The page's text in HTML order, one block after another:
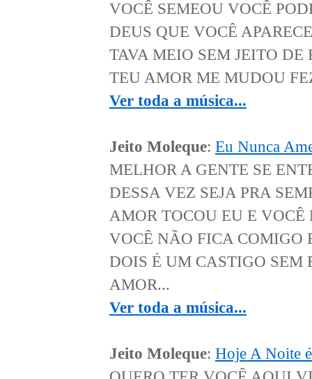
VOCÊ SEMEOU VOCÊ
DEUS QUE VOCÊ
TAVA MEIO SEM JEITO
TEU AMOR ME MUDOU
Ver toda a música...
Jeito Moleque: Eu Nunca
MELHOR A GENTE SE
DESSA VEZ SEJA PRA
AMOR TOCOU EU E
VOCÊ NÃO FICA COMIGO
DOIS É UM CASTIGO SEM
AMOR...
Ver toda a música...
Jeito Moleque: Hoje A Noite